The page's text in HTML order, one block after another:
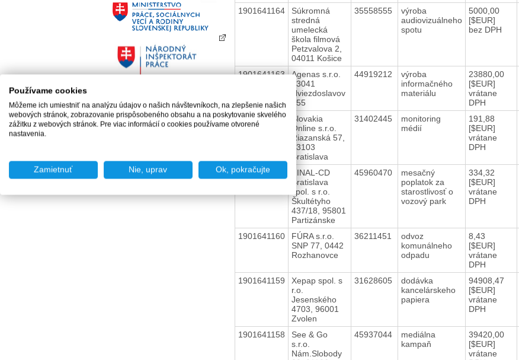
1901641164
Súkromná
stredná
umelecká
škola filmová
Petzvalova 2,
04011 Košice
35558555
výroba
audiovizuálneho
spotu
5000,00
[$EUR]
bez DPH
1901641163
Agenas s.r.o.
93041
Hviezdoslavov
455
44919212
výroba
informačného
materiálu
23880,00
[$EUR]
vrátane
DPH
1901641162
Slovakia
Online s.r.o.
Riazanská 57,
83103
Bratislava
31402445
monitoring
médií
191,88
[$EUR]
vrátane
DPH
1901641161
FINAL-CD
Bratislava
spol. s r.o.
Škultétyho
437/18, 95801
Partizánske
45960470
mesačný
poplatok za
starostlivosť o
vozový park
334,32
[$EUR]
vrátane
DPH
1901641160
FÚRA s.r.o.
SNP 77, 0442
Rozhanovce
36211451
odvoz
komunálneho
odpadu
8,43
[$EUR]
vrátane
DPH
1901641159
Xepap spol. s
r.o.
Jesenského
4703, 96001
Zvolen
31628605
dodávka
kancelárskeho
papiera
94908,47
[$EUR]
vrátane
DPH
1901641158
See & Go
s.r.o.
Nám.Slobody
45937044
mediálna
kampaň
39420,00
[$EUR]
vrátane
Používame cookies
Môžeme ich umiestniť na analýzu údajov o našich návštevníkoch, na zlepšenie našich
webových stránok, zobrazovanie prispôsobeného obsahu a na poskytovanie skvelého
zážitku z webových stránok. Pre viac informácií o cookies používame otvorené
nastavenia.
Zamietnuť Nie, uprav Ok, pokračujte